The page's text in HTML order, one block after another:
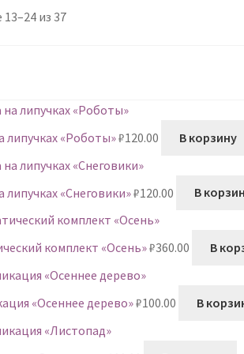
из 37Сортировка:
липучках «Роботы»₽120.00 В корзину
липучках «Снеговики»₽120.00 В
комплект «Осень»₽360.00 В
«Осеннее дерево»₽100.00 В